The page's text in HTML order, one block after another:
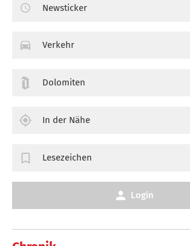
Newsticker
Verkehr
Dolomiten
In der Nähe
Lesezeichen
Login